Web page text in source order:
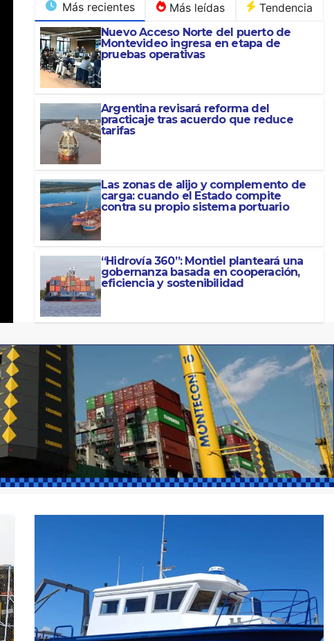
basada en
Más recientes Más leídas Tendencia
Nuevo Acceso Norte del puerto de
Montevideo ingresa en etapa de
pruebas operativas
Argentina revisará reforma del
practicaje tras acuerdo que reduce
tarifas
Las zonas de alijo y complemento de
carga: cuando el Estado compite
contra su propio sistema portuario
“Hidrovía 360”: Montiel planteará una
gobernanza basada en cooperación,
eficiencia y sostenibilidad